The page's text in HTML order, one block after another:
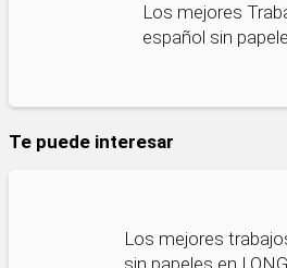
Los mejores
español sin
Te puede interesar
Los mejores